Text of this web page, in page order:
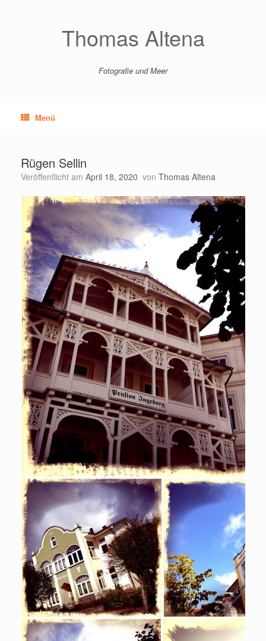
Thomas Altena
Fotografie und Meer
Menü
Rügen Sellin
Veröffentlicht am April 18, 2020 von Thomas Altena